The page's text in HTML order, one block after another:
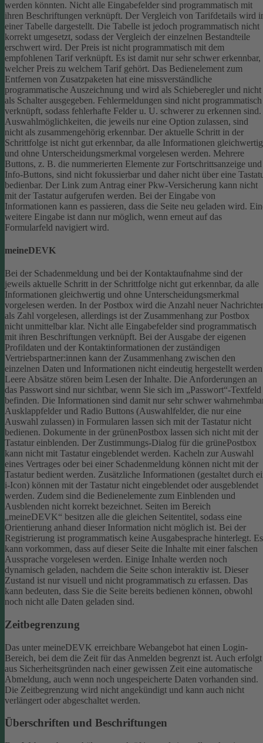
werden könnten. Nicht alle Eingabefelder sind programmatisch mit
ihren Beschriftungen verknüpft. Der Vergleich von Tarifdetails wird
einer Tabelle dargestellt. Die Tabelle ist jedoch programmatisch nicht
korrekt umgesetzt, sodass der Vergleich der einzelnen Bestandteile
erschwert wird. Der Preis ist nicht programmatisch mit dem
empfohlenen Tarif verknüpft. Es ist damit nur sehr schwer erkennbar,
welcher Preis zu welchem Tarif gehört. Das Bedienelement zum
Entfernen von Zusatzpaketen hat eine missverständliche
programmatische Auszeichnung und wird als Schieberegler und nicht
als Schalter ausgegeben. Fehlermeldungen sind nicht programmatisch
verknüpft, sodass fehlerhafte Felder u. U. schwerer zu erkennen sind.
Auswahlmöglichkeiten, die jeweils nur eine Option zulassen, sind
nicht als zusammengehörig erkennbar. Der aktuelle Schritt in der
Schrittfolge ist nicht gut erkennbar, da alle Informationen gleichwertig
und ohne Unterscheidungsmerkmal vorgelesen werden. Mehrere
Buttons, z. B. die nummerierten Elemente zur Fortschrittsanzeige und
Info-Buttons, sind nicht fokussierbar und daher nicht über eine
bedienbar. Der Link zum Antrag einer Pkw-Versicherung kann nicht
mit der Tastatur aufgerufen werden. Bei der Eingabe von
Informationen kann es passieren, dass die Seite neu geladen wird.
weitere Eingabe ist dann nur möglich, wenn erneut auf das
Formularfeld navigiert wird.
meineDEVK
Bei der Schadenmeldung und bei der Kontaktaufnahme sind der
jeweils aktuelle Schritt in der Schrittfolge nicht gut erkennbar, da alle
Informationen gleichwertig und ohne Unterscheidungsmerkmal
vorgelesen werden. In der Postbox wird die Anzahl neuer
als Zahl vorgelesen, allerdings ist der Zusammenhang zur Postbox
nicht unmittelbar klar. Nicht alle Eingabefelder sind programmatisch
mit ihren Beschriftungen verknüpft. Bei der Ausgabe der eigenen
Profildaten und der Kontaktinformationen der zuständigen
Vertriebspartner:innen kann der Zusammenhang zwischen den
einzelnen Daten und Informationen nicht eindeutig hergestellt
Leere Absätze stören beim Lesen der Inhalte. Die Anforderungen an
das Passwort sind nur sichtbar, wenn Sie sich im „Passwort“-Textfeld
befinden. Die Informationen sind damit nur sehr schwer
Ausklappfelder und Radio Buttons (Auswahlfelder, die nur eine
Auswahl zulassen) in Formularen lassen sich mit der Tastatur nicht
bedienen. Dokumente in der grünenPostbox lassen sich nicht mit der
Tastatur einblenden. Der Zustimmungs-Dialog für die grünePostbox
kann nicht mit Tastatur eingeblendet werden. Kacheln zur Auswahl
eines Vertrages oder bei einer Schadenmeldung können nicht mit der
Tastatur bedient werden. Zusätzliche Informationen (gestaltet durch
i-Icon) können mit der Tastatur nicht eingeblendet oder ausgeblendet
werden. Zudem sind die Bedienelemente zum Einblenden und
Ausblenden nicht korrekt bezeichnet. Seiten im Bereich
„meineDEVK“ besitzen alle die gleichen Seitentitel, sodass eine
Orientierung anhand dieser Information nicht möglich ist. Bei der
Registrierung ist programmatisch keine Ausgabesprache hinterlegt. Es
kann vorkommen, dass auf dieser Seite die Inhalte mit einer falschen
Aussprache vorgelesen werden. Einige Inhalte werden noch
dynamisch geladen, nachdem die Seite schon interaktiv ist. Dieser
Zustand ist nur visuell und nicht programmatisch zu erfassen. Das
kann bedeuten, dass Sie die Seite bereits bedienen können, obwohl
noch nicht alle Daten geladen sind.
Zeitbegrenzung
Das unter meineDEVK erreichbare Webangebot hat einen Login-
Bereich, bei dem die Zeit für das Anmelden begrenzt ist. Auch erfolgt
aus Sicherheitsgründen nach einer gewissen Zeit eine automatische
Abmeldung, auch wenn noch ungespeicherte Daten vorhanden sind.
Die Zeitbegrenzung wird nicht angekündigt und kann auch nicht
verlängert oder abgeschaltet werden.
Überschriften und Beschriftungen